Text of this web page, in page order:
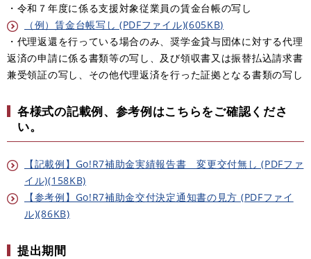
・令和７年度に係る支援対象従業員の賃金台帳の写し
（例）賃金台帳写し​ (PDFファイル)(605KB)
・代理返還を行っている場合のみ、奨学金貸与団体に対する代理
返済の申請に係る書類等の写し、及び領収書又は振替払込請求書
兼受領証の写し、その他代理返済を行った証拠となる書類の写し
各様式の記載例、参考例はこちらをご確認くださ
い。
【記載例】Go!R7補助金実績報告書 変更交付無し (PDFファ
イル)(158KB)
【参考例】Go!R7補助金交付決定通知書の見方 (PDFファイ
ル)(86KB)
提出期間